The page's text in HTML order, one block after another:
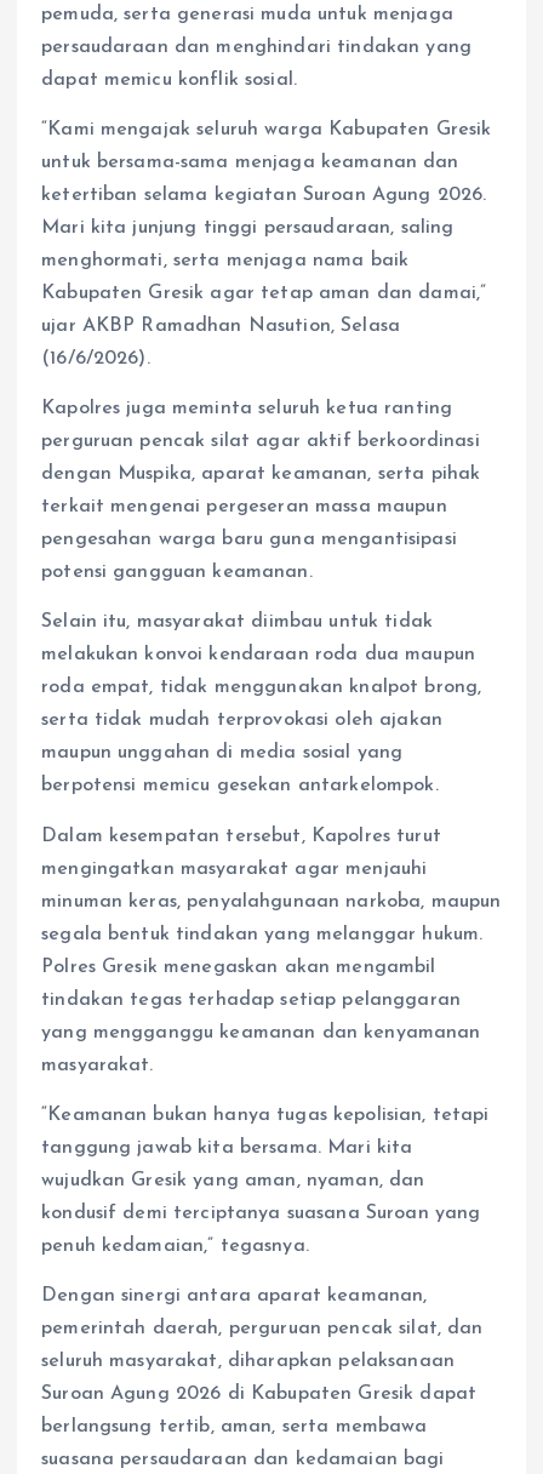
pemuda, serta generasi muda untuk menjaga
persaudaraan dan menghindari tindakan yang
dapat memicu konflik sosial.
“Kami mengajak seluruh warga Kabupaten Gresik
untuk bersama-sama menjaga keamanan dan
ketertiban selama kegiatan Suroan Agung 2026.
Mari kita junjung tinggi persaudaraan, saling
menghormati, serta menjaga nama baik
Kabupaten Gresik agar tetap aman dan damai,”
ujar AKBP Ramadhan Nasution, Selasa
(16/6/2026).
Kapolres juga meminta seluruh ketua ranting
perguruan pencak silat agar aktif berkoordinasi
dengan Muspika, aparat keamanan, serta pihak
terkait mengenai pergeseran massa maupun
pengesahan warga baru guna mengantisipasi
potensi gangguan keamanan.
Selain itu, masyarakat diimbau untuk tidak
melakukan konvoi kendaraan roda dua maupun
roda empat, tidak menggunakan knalpot brong,
serta tidak mudah terprovokasi oleh ajakan
maupun unggahan di media sosial yang
berpotensi memicu gesekan antarkelompok.
Dalam kesempatan tersebut, Kapolres turut
mengingatkan masyarakat agar menjauhi
minuman keras, penyalahgunaan narkoba, maupun
segala bentuk tindakan yang melanggar hukum.
Polres Gresik menegaskan akan mengambil
tindakan tegas terhadap setiap pelanggaran
yang mengganggu keamanan dan kenyamanan
masyarakat.
“Keamanan bukan hanya tugas kepolisian, tetapi
tanggung jawab kita bersama. Mari kita
wujudkan Gresik yang aman, nyaman, dan
kondusif demi terciptanya suasana Suroan yang
penuh kedamaian,” tegasnya.
Dengan sinergi antara aparat keamanan,
pemerintah daerah, perguruan pencak silat, dan
seluruh masyarakat, diharapkan pelaksanaan
Suroan Agung 2026 di Kabupaten Gresik dapat
berlangsung tertib, aman, serta membawa
suasana persaudaraan dan kedamaian bagi